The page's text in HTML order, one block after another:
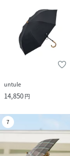
untule
14,850円
7